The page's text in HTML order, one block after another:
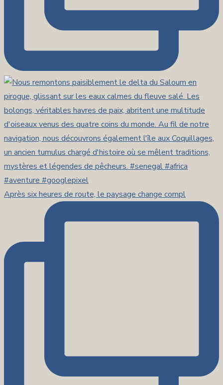
Après six heures de route, le paysage change compl